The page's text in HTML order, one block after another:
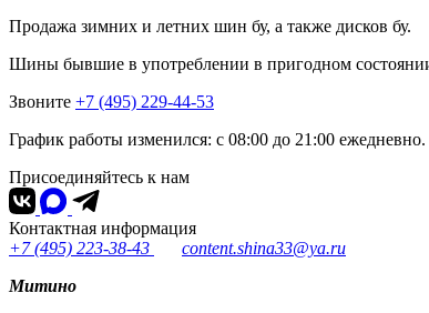
Продажа зимних и летних шин бу, а также дисков бу.
Шины бывшие в употреблении в пригодном
Звоните +7 (495) 229-44-53
График работы изменился: с 08:00 до 21:00 ежедневно.
Присоединяйтесь к нам
Контактная информация
+7 (495) 223-38-43
content.shina33@ya.ru
Митино